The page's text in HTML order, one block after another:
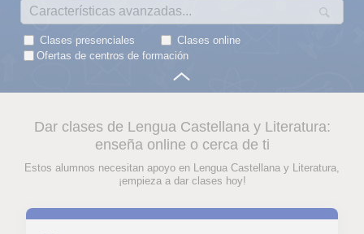
Clases presenciales
Clases online
Ofertas de centros de formación
Dar clases de Lengua Castellana y Literatura:
enseña online o cerca de ti
Estos alumnos necesitan apoyo en Lengua Castellana y Literatura,
¡empieza a dar clases hoy!